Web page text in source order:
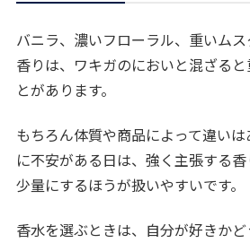
バニラ、濃いフローラル、重いム
香りは、ワキガのにおいと混ざる
とがあります。
もちろん体質や商品によって違い
に不安がある日は、強く主張する
少量にするほうが扱いやすいです。
香水を選ぶときは、自分が好きか